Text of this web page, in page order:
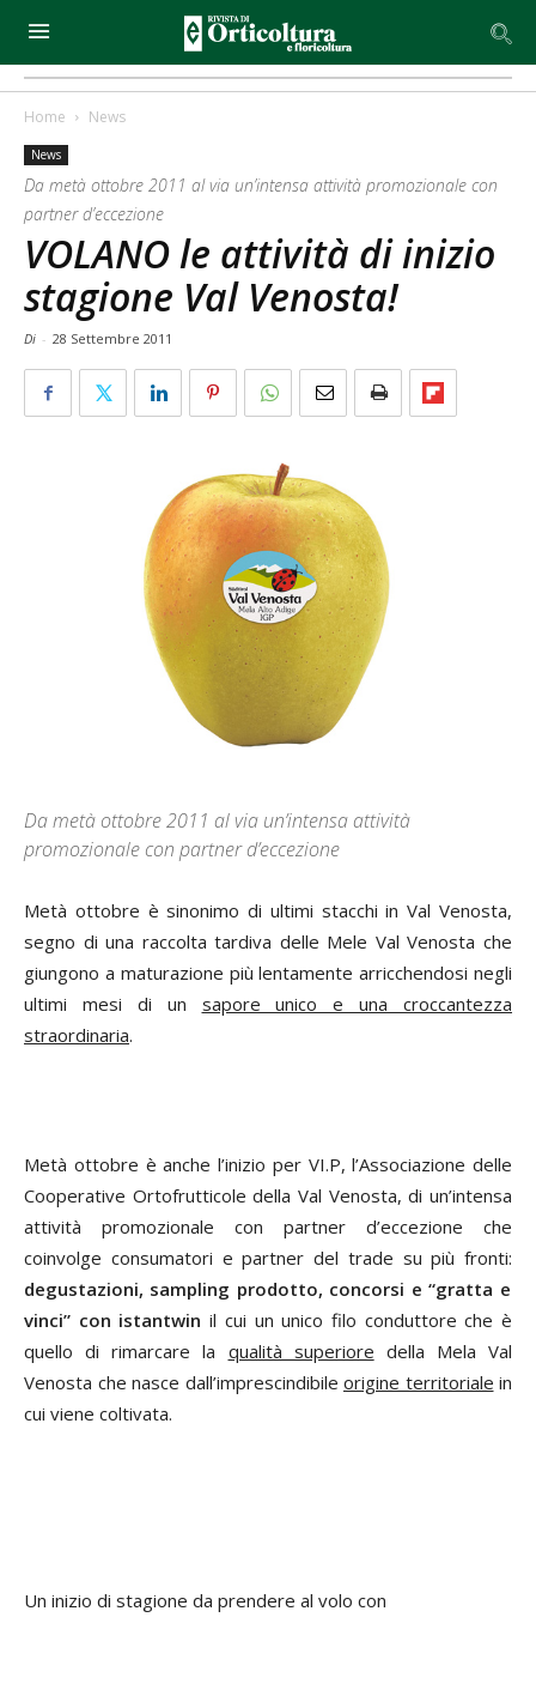
Home News
News
Da metà ottobre 2011 al via un’intensa attività promozionale con
partner d’eccezione
VOLANO le attività di inizio
stagione Val Venosta!
Di - 28 Settembre 2011
Da metà ottobre 2011 al via un’intensa attività
promozionale con partner d’eccezione
Metà ottobre è sinonimo di ultimi stacchi in Val Venosta,
segno di una raccolta tardiva delle Mele Val Venosta che
giungono a maturazione più lentamente arricchendosi negli
ultimi mesi di un sapore unico e una croccantezza
straordinaria.
Metà ottobre è anche l’inizio per VI.P, l’Associazione delle
Cooperative Ortofrutticole della Val Venosta, di un’intensa
attività promozionale con partner d’eccezione che
coinvolge consumatori e partner del trade su più fronti:
degustazioni, sampling prodotto, concorsi e “gratta e
vinci” con istantwin il cui un unico filo conduttore che è
quello di rimarcare la qualità superiore della Mela Val
Venosta che nasce dall’imprescindibile origine territoriale in
cui viene coltivata.
Un inizio di stagione da prendere al volo con